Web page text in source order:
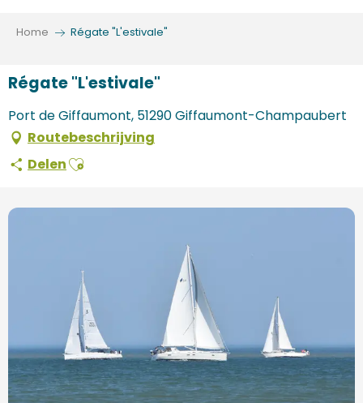
Home Régate "L'estivale"
Régate "L'estivale"
Port de Giffaumont, 51290 Giffaumont-Champaubert
Routebeschrijving
DelenAjouter aux favoris